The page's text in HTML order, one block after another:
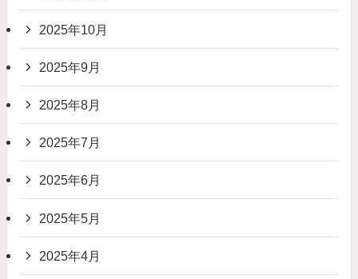
2025年10月
2025年9月
2025年8月
2025年7月
2025年6月
2025年5月
2025年4月